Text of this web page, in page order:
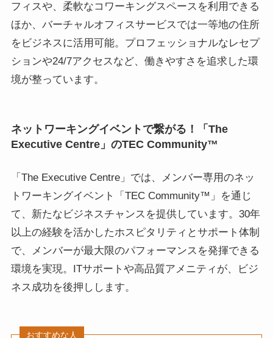
フィスや、柔軟なコワーキングスペースを利用できる
ほか、バーチャルオフィスサービスでは一等地の住所
をビジネスに活用可能。プロフェッショナルなレセプ
ションや24/7アクセスなど、働きやすさを追求した環
境が整っています。
ネットワーキングイベントで繋がる！「The
Executive Centre」のTEC Community™
「The Executive Centre」では、メンバー専用のネッ
トワーキングイベント「TEC Community™」を通じ
て、新たなビジネスチャンスを提供しています。30年
以上の経験を活かしたホスピタリティとサポート体制
で、メンバーが最大限のパフォーマンスを発揮できる
環境を実現。ITサポートや高品質アメニティが、ビジ
ネス成功を後押しします。
おすすめな人